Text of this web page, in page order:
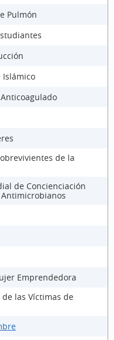
Pulmón
Islámico
de la
de Concienciación
Emprendedora
las Víctimas de